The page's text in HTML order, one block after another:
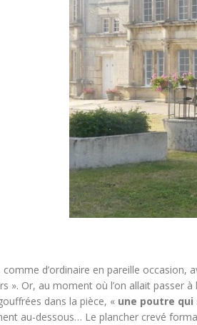
comme d’ordinaire en pareille
». Or, au moment où l’on allait passer
dans la pièce, « une poutre
au-dessous… Le plancher crevé